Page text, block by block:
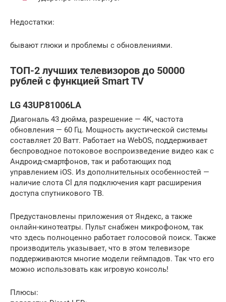
Недостатки:
бывают глюки и проблемы с обновлениями.
ТОП-2 лучших телевизоров до 50000
рублей с функцией Smart TV
LG 43UP81006LA
Диагональ 43 дюйма, разрешение — 4К, частота
обновления — 60 Гц. Мощность акустической системы
составляет 20 Ватт. Работает на WebOS, поддерживает
беспроводное потоковое воспроизведение видео как с
Андроид-смартфонов, так и работающих под
управлением iOS. Из дополнительных особенностей —
наличие слота Cl для подключения карт расширения
доступа спутникового ТВ.
Предустановлены приложения от Яндекс, а также
онлайн-кинотеатры. Пульт снабжен микрофоном, так
что здесь полноценно работает голосовой поиск. Также
производитель указывает, что в этом телевизоре
поддерживаются многие модели геймпадов. Так что его
можно использовать как игровую консоль!
Плюсы: